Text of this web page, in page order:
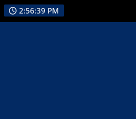
2:56:40 PM